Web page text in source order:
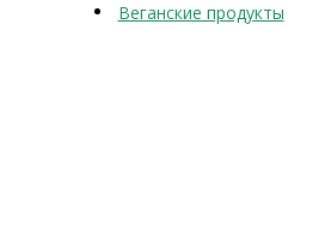
Веганские продукты